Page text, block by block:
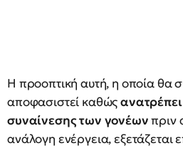
Η προοπτική αυτή, η οποία θα
αποφασιστεί καθώς
συναίνεσης των γονέωνπριν
ανάλογη ενέργεια, εξετάζεται